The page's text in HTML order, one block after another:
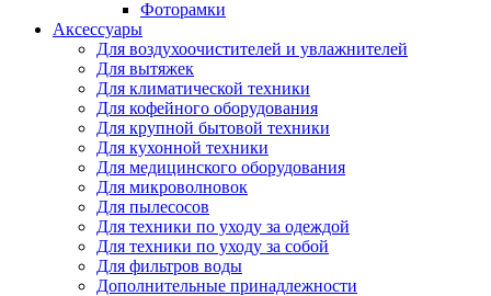
Аксессуары для смарт-часов
Аксессуары к планшетам для рисования
Офис
Принтеры лазерные
Принтеры струйные
Принтеры матричные
Мфу лазерные
Мфу струйные
Мфу светодиодные
Портативные принтеры
Принтеры для печати наклеек
Копировальные аппараты
Сканеры
Плоттеры
Ламинаторы
Фоторамки
Аксессуары
Для воздухоочистителей и увлажнителей
Для вытяжек
Для климатической техники
Для кофейного оборудования
Для крупной бытовой техники
Для кухонной техники
Для медицинского оборудования
Для микроволновок
Для пылесосов
Для техники по уходу за одеждой
Для техники по уходу за собой
Для фильтров воды
Дополнительные принадлежности